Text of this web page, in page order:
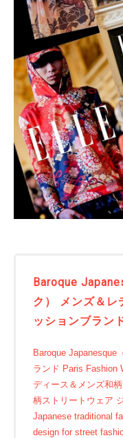
Baroque
ク） メンズ＆レ
ッションブラン
Baroque Japanesque
ランド Paris Fashion
ディース＆メンズ和
柄ストリートウェア
Japanese traditional
design for street